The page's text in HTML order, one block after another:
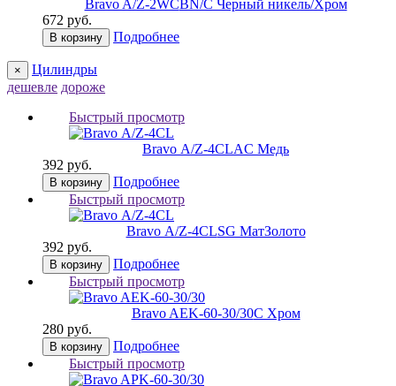
Bravo A/Z-2WCBN/C Черный никель/Хром
672 руб.
В корзину Подробнее
×
Цилиндры
дешевле дороже
Быстрый просмотр
Bravo А/Z-4CLAC Медь
392 руб.
В корзину
Подробнее
Быстрый просмотр
Bravo А/Z-4CLSG МатЗолото
392 руб.
В корзину
Подробнее
Быстрый просмотр
Bravo AЕK-60-30/30C Хром
280 руб.
В корзину
Подробнее
Быстрый просмотр